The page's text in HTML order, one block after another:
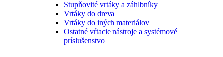
Stupňovité vrtáky a záhlbníky
Vrtáky do dreva
Vrtáky do iných materiálov
Ostatné vŕtacie nástroje a systémové
príslušenstvo